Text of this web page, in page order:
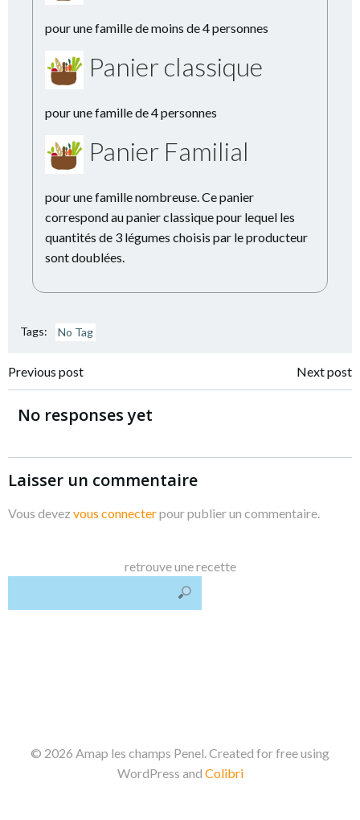
pour une famille de moins de 4 personnes
Panier classique
pour une famille de 4 personnes
Panier Familial
pour une famille nombreuse. Ce panier
correspond au panier classique pour lequel les
quantités de 3 légumes choisis par le producteur
sont doublées.
Tags: No Tag
Navigation
de
l’article
Previous post
Navigation
l’article
Next post
No responses yet
Laisser un commentaire
Vous devez vous connecterpour publier un commentaire.
retrouve une recette
© 2026 Amap les champs Penel. Created for free using
WordPress and Colibri